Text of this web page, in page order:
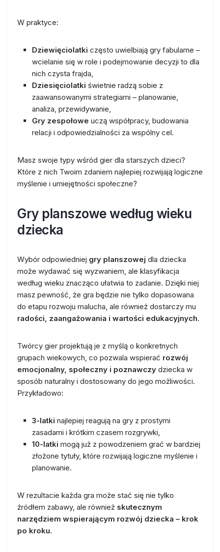
W praktyce:
Dziewięciolatki często uwielbiają gry fabularne –
wcielanie się w role i podejmowanie decyzji to dla
nich czysta frajda,
Dziesięciolatki świetnie radzą sobie z
zaawansowanymi strategiami – planowanie,
analiza, przewidywanie,
Gry zespołowe uczą współpracy, budowania
relacji i odpowiedzialności za wspólny cel.
Masz swoje typy wśród gier dla starszych dzieci?
Które z nich Twoim zdaniem najlepiej rozwijają logiczne
myślenie i umiejętności społeczne?
Gry planszowe według wieku
dziecka
Wybór odpowiedniej gry planszowej dla dziecka
może wydawać się wyzwaniem, ale klasyfikacja
według wieku znacząco ułatwia to zadanie. Dzięki niej
masz pewność, że gra będzie nie tylko dopasowana
do etapu rozwoju malucha, ale również dostarczy mu
radości, zaangażowania i wartości edukacyjnych.
Twórcy gier projektują je z myślą o konkretnych
grupach wiekowych, co pozwala wspierać rozwój
emocjonalny, społeczny i poznawczy dziecka w
sposób naturalny i dostosowany do jego możliwości.
Przykładowo:
3-latki najlepiej reagują na gry z prostymi
zasadami i krótkim czasem rozgrywki,
10-latki mogą już z powodzeniem grać w bardziej
złożone tytuły, które rozwijają logiczne myślenie i
planowanie.
W rezultacie każda gra może stać się nie tylko
źródłem zabawy, ale również skutecznym
narzędziem wspierającym rozwój dziecka – krok
po kroku.